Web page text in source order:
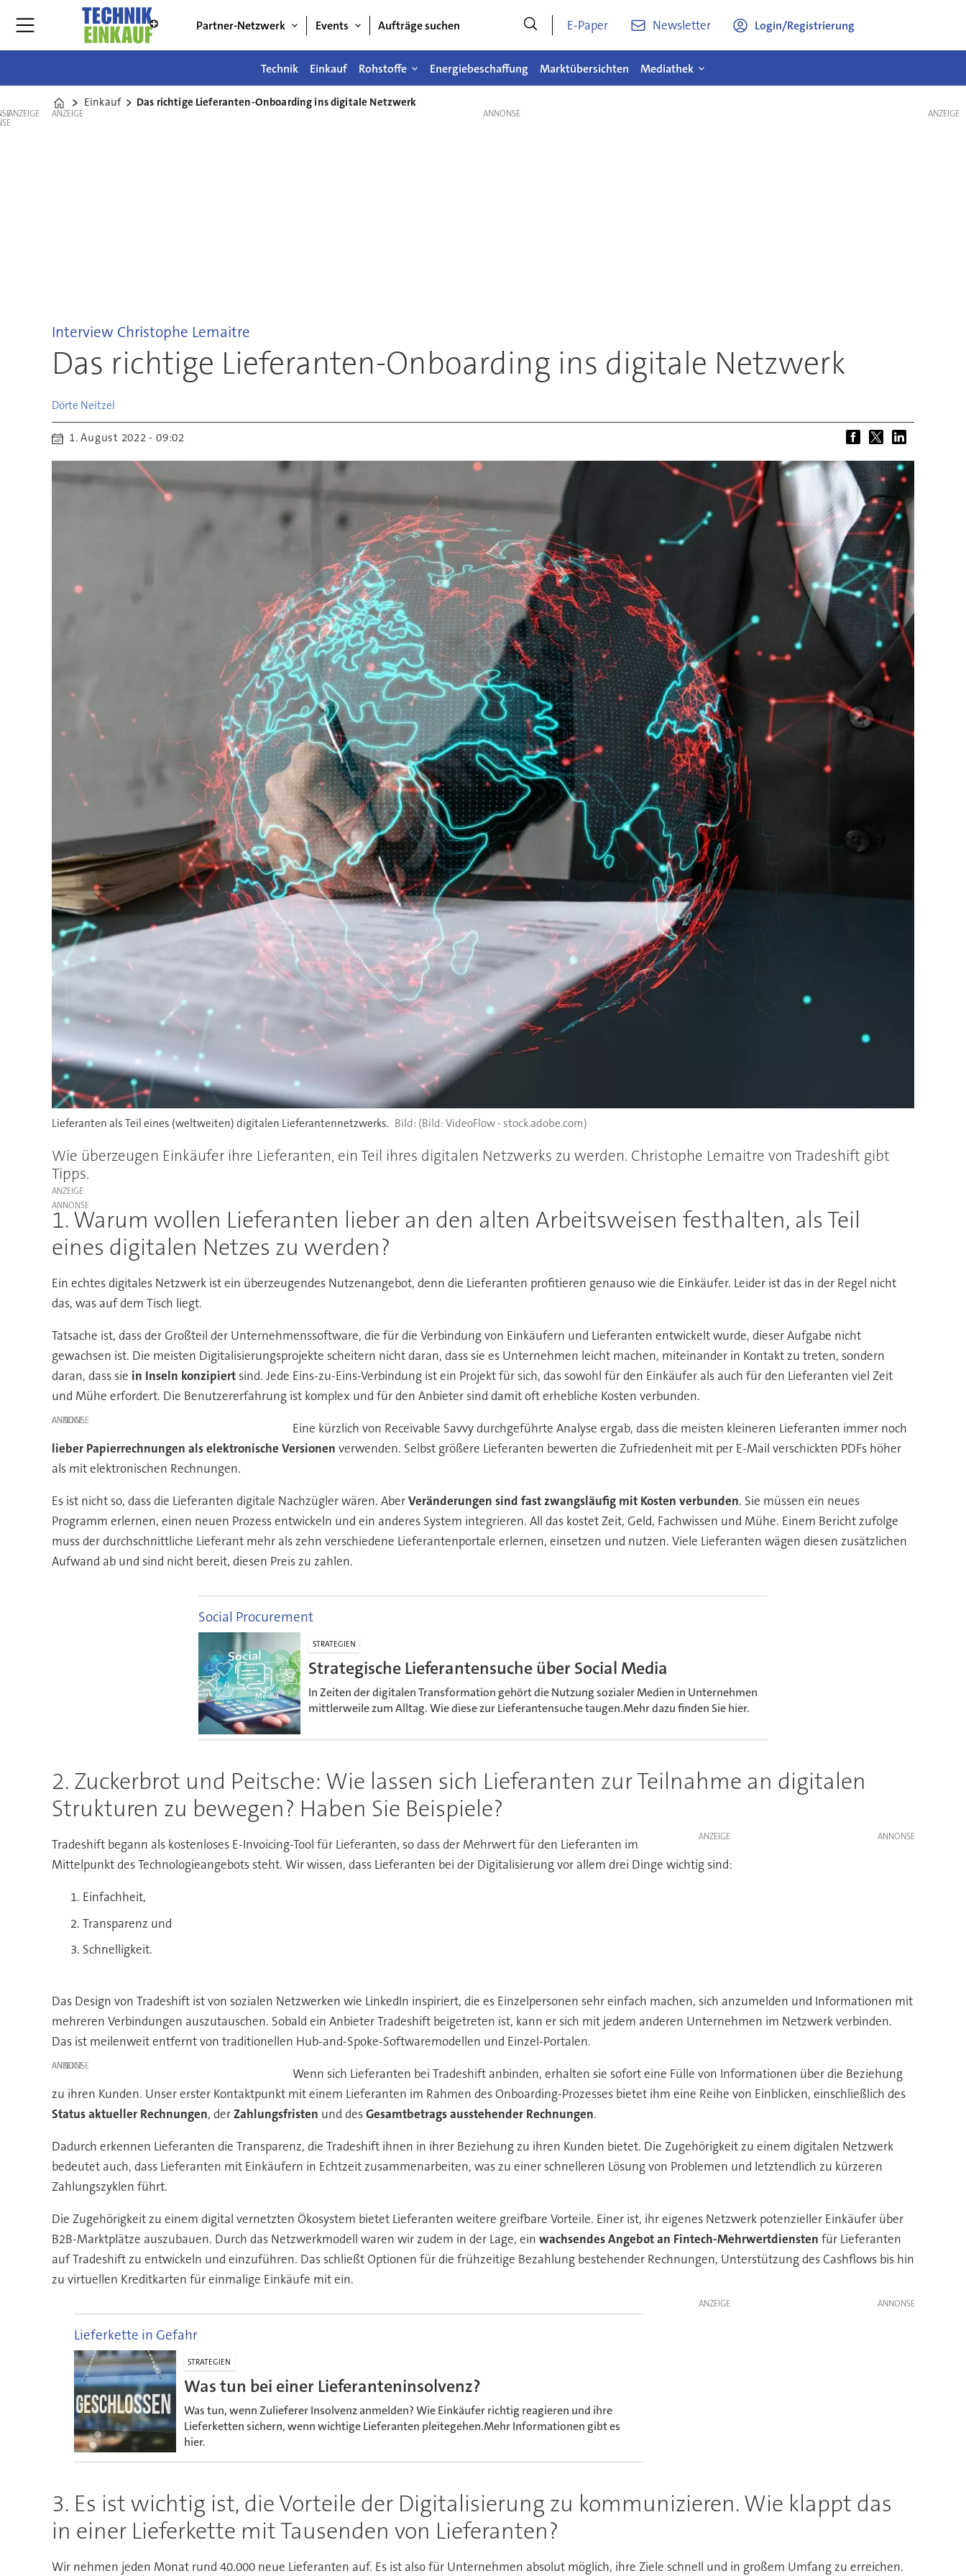
Partner-Netzwerk Events Aufträge suchen E-Paper Newsletter Login/Registrierung
Technik Einkauf Rohstoffe Energiebeschaffung Marktübersichten Mediathek
Home
Einkauf Das richtige Lieferanten-Onboarding ins digitale Netzwerk
ANZEIGE ANZEIGE
Interview Christophe Lemaitre
Das richtige Lieferanten-Onboarding ins digitale Netzwerk
Dörte Neitzel
1. August 2022 - 09:02
Lieferanten als Teil eines (weltweiten) digitalen Lieferantennetzwerks. (Bild: VideoFlow - stock.adobe.com)
Wie überzeugen Einkäufer ihre Lieferanten, ein Teil ihres digitalen Netzwerks zu werden. Christophe Lemaitre von Tradeshift gibt
Tipps.
ANZEIGE
1. Warum wollen Lieferanten lieber an den alten Arbeitsweisen festhalten, als Teil
eines digitalen Netzes zu werden?
Ein echtes digitales Netzwerk ist ein überzeugendes Nutzenangebot, denn die Lieferanten profitieren genauso wie die Einkäufer. Leider ist das in der Regel nicht
das, was auf dem Tisch liegt.
Tatsache ist, dass der Großteil der Unternehmenssoftware, die für die Verbindung von Einkäufern und Lieferanten entwickelt wurde, dieser Aufgabe nicht
gewachsen ist. Die meisten Digitalisierungsprojekte scheitern nicht daran, dass sie es Unternehmen leicht machen, miteinander in Kontakt zu treten, sondern
daran, dass sie in Inseln konzipiertsind. Jede Eins-zu-Eins-Verbindung ist ein Projekt für sich, das sowohl für den Einkäufer als auch für den Lieferanten viel Zeit
und Mühe erfordert. Die Benutzererfahrung ist komplex und für den Anbieter sind damit oft erhebliche Kosten verbunden.
ANZEIGE
Eine kürzlich von Receivable Savvy durchgeführte Analyse ergab, dass die meisten kleineren Lieferanten immer noch
lieber Papierrechnungen als elektronische Versionen verwenden. Selbst größere Lieferanten bewerten die Zufriedenheit mit per E-Mail verschickten PDFs höher
als mit elektronischen Rechnungen.
Es ist nicht so, dass die Lieferanten digitale Nachzügler wären. AberVeränderungen sind fast zwangsläufig mit Kosten verbunden. Sie müssen ein neues
Programm erlernen, einen neuen Prozess entwickeln und ein anderes System integrieren. All das kostet Zeit, Geld, Fachwissen und Mühe. Einem Bericht zufolge
muss der durchschnittliche Lieferant mehr als zehn verschiedene Lieferantenportale erlernen, einsetzen und nutzen. Viele Lieferanten wägen diesen zusätzlichen
Aufwand ab und sind nicht bereit, diesen Preis zu zahlen.
Social Procurement
STRATEGIEN
Strategische Lieferantensuche über Social Media
In Zeiten der digitalen Transformation gehört die Nutzung sozialer Medien in Unternehmen
mittlerweile zum Alltag. Wie diese zur Lieferantensuche taugen.Mehr dazu finden Sie hier.
2. Zuckerbrot und Peitsche: Wie lassen sich Lieferanten zur Teilnahme an digitalen
Strukturen zu bewegen? Haben Sie Beispiele?
ANZEIGE
Tradeshift begann als kostenloses E-Invoicing-Tool für Lieferanten, so dass der Mehrwert für den Lieferanten im
Mittelpunkt des Technologieangebots steht. Wir wissen, dass Lieferanten bei der Digitalisierung vor allem drei Dinge wichtig sind:
Einfachheit,
Transparenz und
Schnelligkeit.
Das Design von Tradeshift ist von sozialen Netzwerken wie LinkedIn inspiriert, die es Einzelpersonen sehr einfach machen, sich anzumelden und Informationen mit
mehreren Verbindungen auszutauschen. Sobald ein Anbieter Tradeshift beigetreten ist, kann er sich mit jedem anderen Unternehmen im Netzwerk verbinden.
Das ist meilenweit entfernt von traditionellen Hub-and-Spoke-Softwaremodellen und Einzel-Portalen.
ANZEIGE
Wenn sich Lieferanten bei Tradeshift anbinden, erhalten sie sofort eine Fülle von Informationen über die Beziehung
zu ihren Kunden. Unser erster Kontaktpunkt mit einem Lieferanten im Rahmen des Onboarding-Prozesses bietet ihm eine Reihe von Einblicken, einschließlich des
Status aktueller Rechnungen, derZahlungsfristen und desGesamtbetrags ausstehender Rechnungen.
Dadurch erkennen Lieferanten die Transparenz, die Tradeshift ihnen in ihrer Beziehung zu ihren Kunden bietet. Die Zugehörigkeit zu einem digitalen Netzwerk
bedeutet auch, dass Lieferanten mit Einkäufern in Echtzeit zusammenarbeiten, was zu einer schnelleren Lösung von Problemen und letztendlich zu kürzeren
Zahlungszyklen führt.
Die Zugehörigkeit zu einem digital vernetzten Ökosystem bietet Lieferanten weitere greifbare Vorteile. Einer ist, ihr eigenes Netzwerk potenzieller Einkäufer über
B2B-Marktplätze auszubauen. Durch das Netzwerkmodell waren wir zudem in der Lage, ein wachsendes Angebot an Fintech-Mehrwertdiensten für Lieferanten
auf Tradeshift zu entwickeln und einzuführen. Das schließt Optionen für die frühzeitige Bezahlung bestehender Rechnungen, Unterstützung des Cashflows bis hin
zu virtuellen Kreditkarten für einmalige Einkäufe mit ein.
ANZEIGE
Lieferkette in Gefahr
STRATEGIEN
Was tun bei einer Lieferanteninsolvenz?
Was tun, wenn Zulieferer Insolvenz anmelden? Wie Einkäufer richtig reagieren und ihre
Lieferketten sichern, wenn wichtige Lieferanten pleitegehen.Mehr Informationen gibt es
hier.
3. Es ist wichtig ist, die Vorteile der Digitalisierung zu kommunizieren. Wie klappt das
in einer Lieferkette mit Tausenden von Lieferanten?
Wir nehmen jeden Monat rund 40.000 neue Lieferanten auf. Es ist also für Unternehmen absolut möglich, ihre Ziele schnell und in großem Umfang zu erreichen.
ANZEIGE